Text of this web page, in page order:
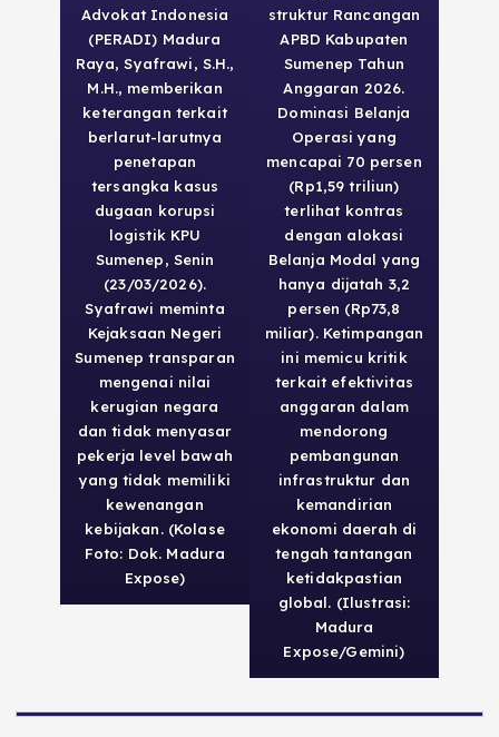
Advokat Indonesia
(PERADI) Madura
Raya, Syafrawi, S.H.,
M.H., memberikan
keterangan terkait
berlarut-larutnya
penetapan
tersangka kasus
dugaan korupsi
logistik KPU
Sumenep, Senin
(23/03/2026).
Syafrawi meminta
Kejaksaan Negeri
Sumenep transparan
mengenai nilai
kerugian negara
dan tidak menyasar
pekerja level bawah
yang tidak memiliki
kewenangan
kebijakan. (Kolase
Foto: Dok. Madura
Expose)
struktur Rancangan
APBD Kabupaten
Sumenep Tahun
Anggaran 2026.
Dominasi Belanja
Operasi yang
mencapai 70 persen
(Rp1,59 triliun)
terlihat kontras
dengan alokasi
Belanja Modal yang
hanya dijatah 3,2
persen (Rp73,8
miliar). Ketimpangan
ini memicu kritik
terkait efektivitas
anggaran dalam
mendorong
pembangunan
infrastruktur dan
kemandirian
ekonomi daerah di
tengah tantangan
ketidakpastian
global. (Ilustrasi:
Madura
Expose/Gemini)